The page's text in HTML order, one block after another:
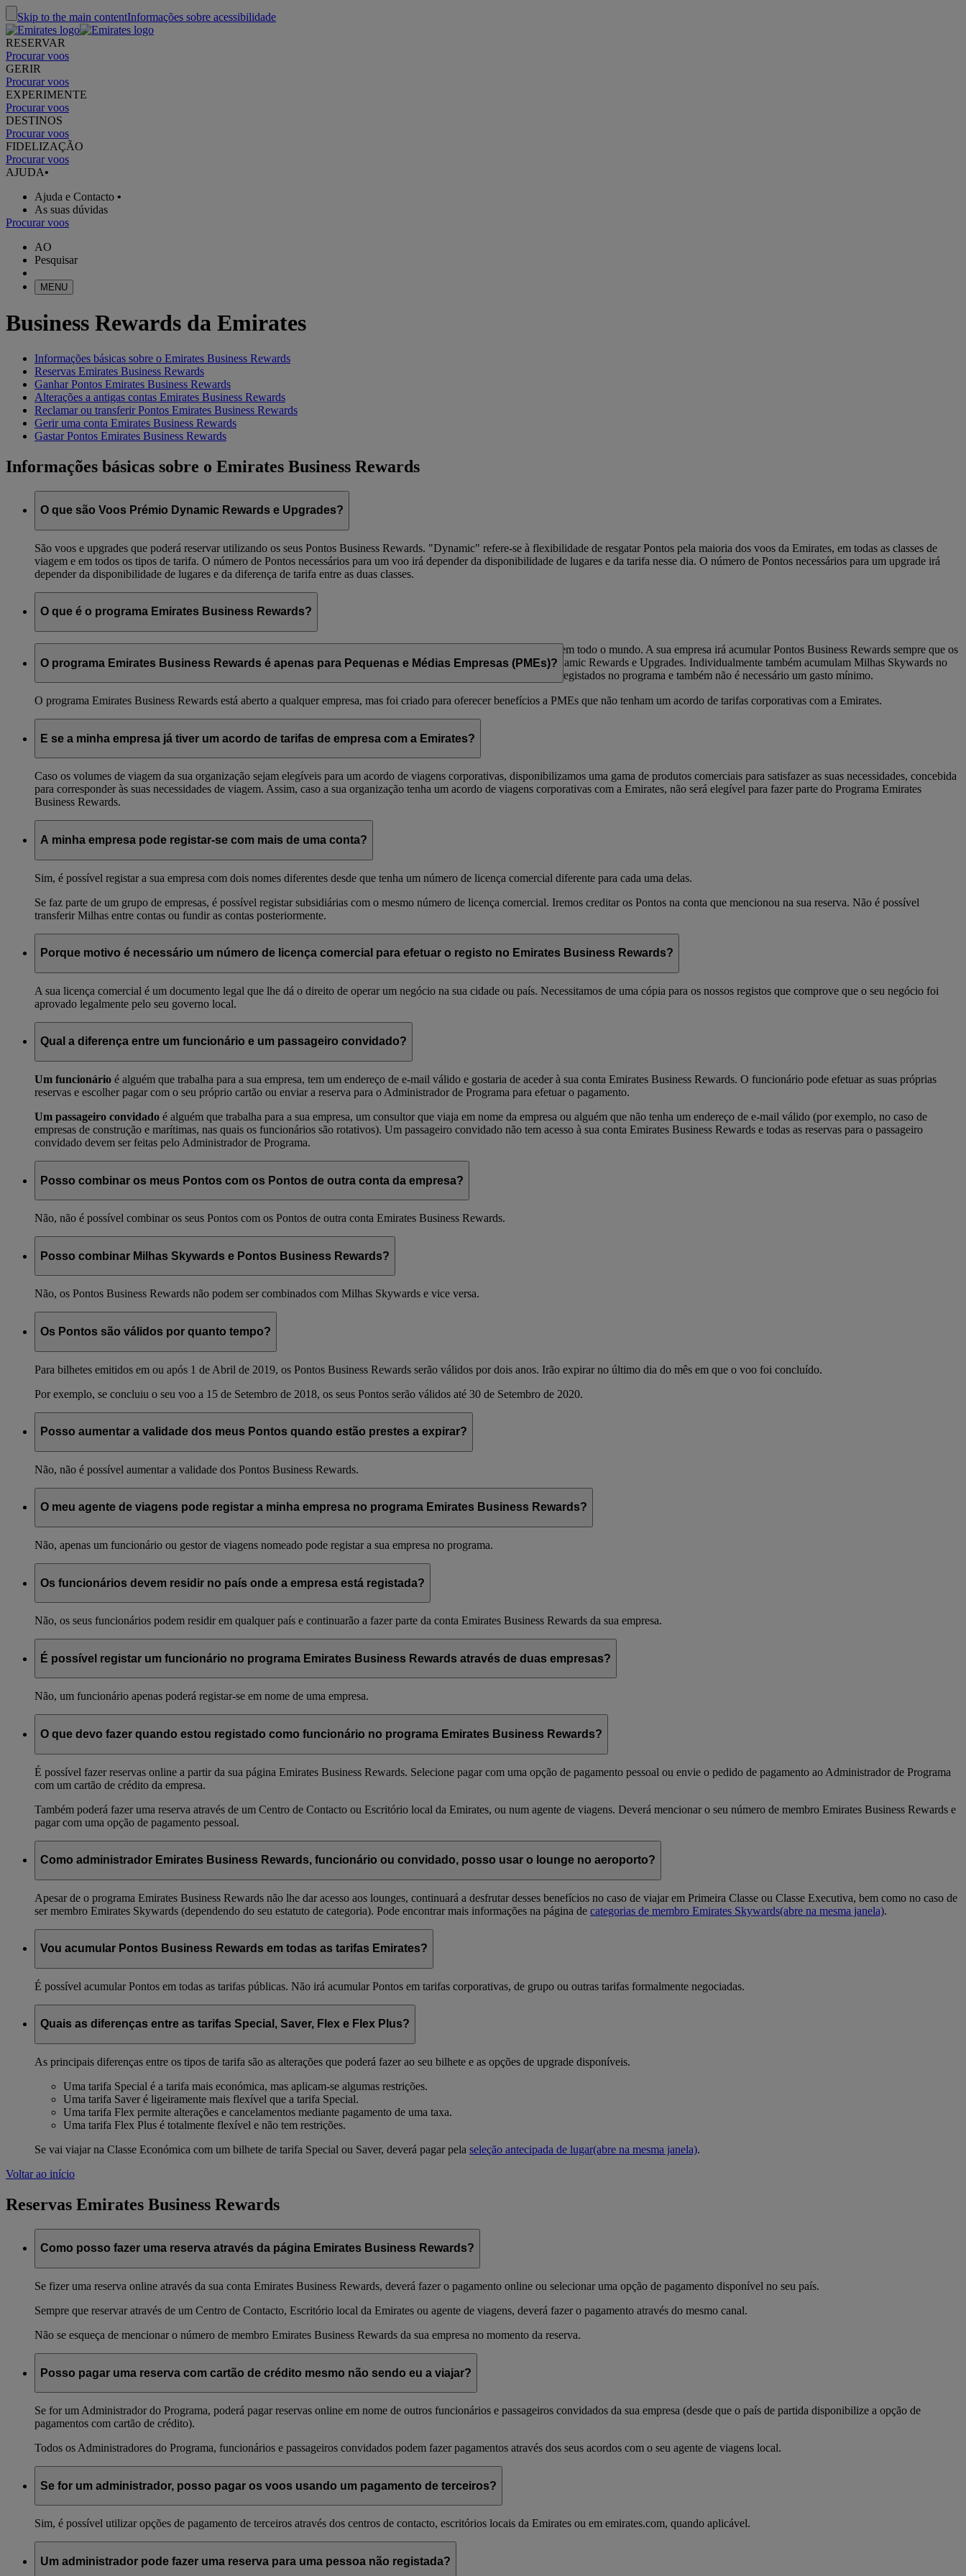
Skip to the main contentInformações sobre acessibilidade
RESERVAR
Procurar voos
GERIR
Procurar voos
EXPERIMENTE
Procurar voos
DESTINOS
Procurar voos
FIDELIZAÇÃO
Procurar voos
AJUDA•
Ajuda e Contacto •
As suas dúvidas
Procurar voos
AO
Pesquisar
MENU
Business Rewards da Emirates
Informações básicas sobre o Emirates Business Rewards
Reservas Emirates Business Rewards
Ganhar Pontos Emirates Business Rewards
Alterações a antigas contas Emirates Business Rewards
Reclamar ou transferir Pontos Emirates Business Rewards
Gerir uma conta Emirates Business Rewards
Gastar Pontos Emirates Business Rewards
Informações básicas sobre o Emirates Business Rewards
O que são Voos Prémio Dynamic Rewards e Upgrades?
São voos e upgrades que poderá reservar utilizando os seus Pontos Business Rewards. "Dynamic" refere-se à flexibilidade de resgatar Pontos pela maioria dos voos da Emirates, em todas as classes de
viagem e em todos os tipos de tarifa. O número de Pontos necessários para um voo irá depender da disponibilidade de lugares e da tarifa nesse dia. O número de Pontos necessários para um upgrade irá
depender da disponibilidade de lugares e da diferença de tarifa entre as duas classes.
O que é o programa Emirates Business Rewards?
O programa Emirates Business Rewards é o nosso programa de fidelização de empresas, aberto a todas as empresas em todo o mundo. A sua empresa irá acumular Pontos Business Rewards sempre que os
seus funcionários ou passageiros convidados viajem com a Emirates, e esses Pontos poderão ser gastos em Voos Dynamic Rewards e Upgrades. Individualmente também acumulam Milhas Skywards no
mesmo voo caso sejam membros do programa Emirates Skywards. Não existe limite para o número de funcionários registados no programa e também não é necessário um gasto mínimo.
O programa Emirates Business Rewards é apenas para Pequenas e Médias Empresas (PMEs)?
O programa Emirates Business Rewards está aberto a qualquer empresa, mas foi criado para oferecer benefícios a PMEs que não tenham um acordo de tarifas corporativas com a Emirates.
E se a minha empresa já tiver um acordo de tarifas de empresa com a Emirates?
Caso os volumes de viagem da sua organização sejam elegíveis para um acordo de viagens corporativas, disponibilizamos uma gama de produtos comerciais para satisfazer as suas necessidades, concebida
para corresponder às suas necessidades de viagem. Assim, caso a sua organização tenha um acordo de viagens corporativas com a Emirates, não será elegível para fazer parte do Programa Emirates
Business Rewards.
A minha empresa pode registar-se com mais de uma conta?
Sim, é possível registar a sua empresa com dois nomes diferentes desde que tenha um número de licença comercial diferente para cada uma delas.
Se faz parte de um grupo de empresas, é possível registar subsidiárias com o mesmo número de licença comercial. Iremos creditar os Pontos na conta que mencionou na sua reserva. Não é possível
transferir Milhas entre contas ou fundir as contas posteriormente.
Porque motivo é necessário um número de licença comercial para efetuar o registo no Emirates Business Rewards?
A sua licença comercial é um documento legal que lhe dá o direito de operar um negócio na sua cidade ou país. Necessitamos de uma cópia para os nossos registos que comprove que o seu negócio foi
aprovado legalmente pelo seu governo local.
Qual a diferença entre um funcionário e um passageiro convidado?
Um funcionário é alguém que trabalha para a sua empresa, tem um endereço de e-mail válido e gostaria de aceder à sua conta Emirates Business Rewards. O funcionário pode efetuar as suas próprias
reservas e escolher pagar com o seu próprio cartão ou enviar a reserva para o Administrador de Programa para efetuar o pagamento.
Um passageiro convidado é alguém que trabalha para a sua empresa, um consultor que viaja em nome da empresa ou alguém que não tenha um endereço de e-mail válido (por exemplo, no caso de
empresas de construção e marítimas, nas quais os funcionários são rotativos). Um passageiro convidado não tem acesso à sua conta Emirates Business Rewards e todas as reservas para o passageiro
convidado devem ser feitas pelo Administrador de Programa.
Posso combinar os meus Pontos com os Pontos de outra conta da empresa?
Não, não é possível combinar os seus Pontos com os Pontos de outra conta Emirates Business Rewards.
Posso combinar Milhas Skywards e Pontos Business Rewards?
Não, os Pontos Business Rewards não podem ser combinados com Milhas Skywards e vice versa.
Os Pontos são válidos por quanto tempo?
Para bilhetes emitidos em ou após 1 de Abril de 2019, os Pontos Business Rewards serão válidos por dois anos. Irão expirar no último dia do mês em que o voo foi concluído.
Por exemplo, se concluiu o seu voo a 15 de Setembro de 2018, os seus Pontos serão válidos até 30 de Setembro de 2020.
Posso aumentar a validade dos meus Pontos quando estão prestes a expirar?
Não, não é possível aumentar a validade dos Pontos Business Rewards.
O meu agente de viagens pode registar a minha empresa no programa Emirates Business Rewards?
Não, apenas um funcionário ou gestor de viagens nomeado pode registar a sua empresa no programa.
Os funcionários devem residir no país onde a empresa está registada?
Não, os seus funcionários podem residir em qualquer país e continuarão a fazer parte da conta Emirates Business Rewards da sua empresa.
É possível registar um funcionário no programa Emirates Business Rewards através de duas empresas?
Não, um funcionário apenas poderá registar-se em nome de uma empresa.
O que devo fazer quando estou registado como funcionário no programa Emirates Business Rewards?
É possível fazer reservas online a partir da sua página Emirates Business Rewards. Selecione pagar com uma opção de pagamento pessoal ou envie o pedido de pagamento ao Administrador de Programa
com um cartão de crédito da empresa.
Também poderá fazer uma reserva através de um Centro de Contacto ou Escritório local da Emirates, ou num agente de viagens. Deverá mencionar o seu número de membro Emirates Business Rewards e
pagar com uma opção de pagamento pessoal.
Como administrador Emirates Business Rewards, funcionário ou convidado, posso usar o lounge no aeroporto?
Apesar de o programa Emirates Business Rewards não lhe dar acesso aos lounges, continuará a desfrutar desses benefícios no caso de viajar em Primeira Classe ou Classe Executiva, bem como no caso de
ser membro Emirates Skywards (dependendo do seu estatuto de categoria). Pode encontrar mais informações na página de categorias de membro Emirates Skywards(abre na mesma janela).
Vou acumular Pontos Business Rewards em todas as tarifas Emirates?
É possível acumular Pontos em todas as tarifas públicas. Não irá acumular Pontos em tarifas corporativas, de grupo ou outras tarifas formalmente negociadas.
Quais as diferenças entre as tarifas Special, Saver, Flex e Flex Plus?
As principais diferenças entre os tipos de tarifa são as alterações que poderá fazer ao seu bilhete e as opções de upgrade disponíveis.
Uma tarifa Special é a tarifa mais económica, mas aplicam-se algumas restrições.
Uma tarifa Saver é ligeiramente mais flexível que a tarifa Special.
Uma tarifa Flex permite alterações e cancelamentos mediante pagamento de uma taxa.
Uma tarifa Flex Plus é totalmente flexível e não tem restrições.
Se vai viajar na Classe Económica com um bilhete de tarifa Special ou Saver, deverá pagar pela seleção antecipada de lugar(abre na mesma janela).
Voltar ao início
Reservas Emirates Business Rewards
Como posso fazer uma reserva através da página Emirates Business Rewards?
Se fizer uma reserva online através da sua conta Emirates Business Rewards, deverá fazer o pagamento online ou selecionar uma opção de pagamento disponível no seu país.
Sempre que reservar através de um Centro de Contacto, Escritório local da Emirates ou agente de viagens, deverá fazer o pagamento através do mesmo canal.
Não se esqueça de mencionar o número de membro Emirates Business Rewards da sua empresa no momento da reserva.
Posso pagar uma reserva com cartão de crédito mesmo não sendo eu a viajar?
Se for um Administrador do Programa, poderá pagar reservas online em nome de outros funcionários e passageiros convidados da sua empresa (desde que o país de partida disponibilize a opção de
pagamentos com cartão de crédito).
Todos os Administradores do Programa, funcionários e passageiros convidados podem fazer pagamentos através dos seus acordos com o seu agente de viagens local.
Se for um administrador, posso pagar os voos usando um pagamento de terceiros?
Sim, é possível utilizar opções de pagamento de terceiros através dos centros de contacto, escritórios locais da Emirates ou em emirates.com, quando aplicável.
Um administrador pode fazer uma reserva para uma pessoa não registada?